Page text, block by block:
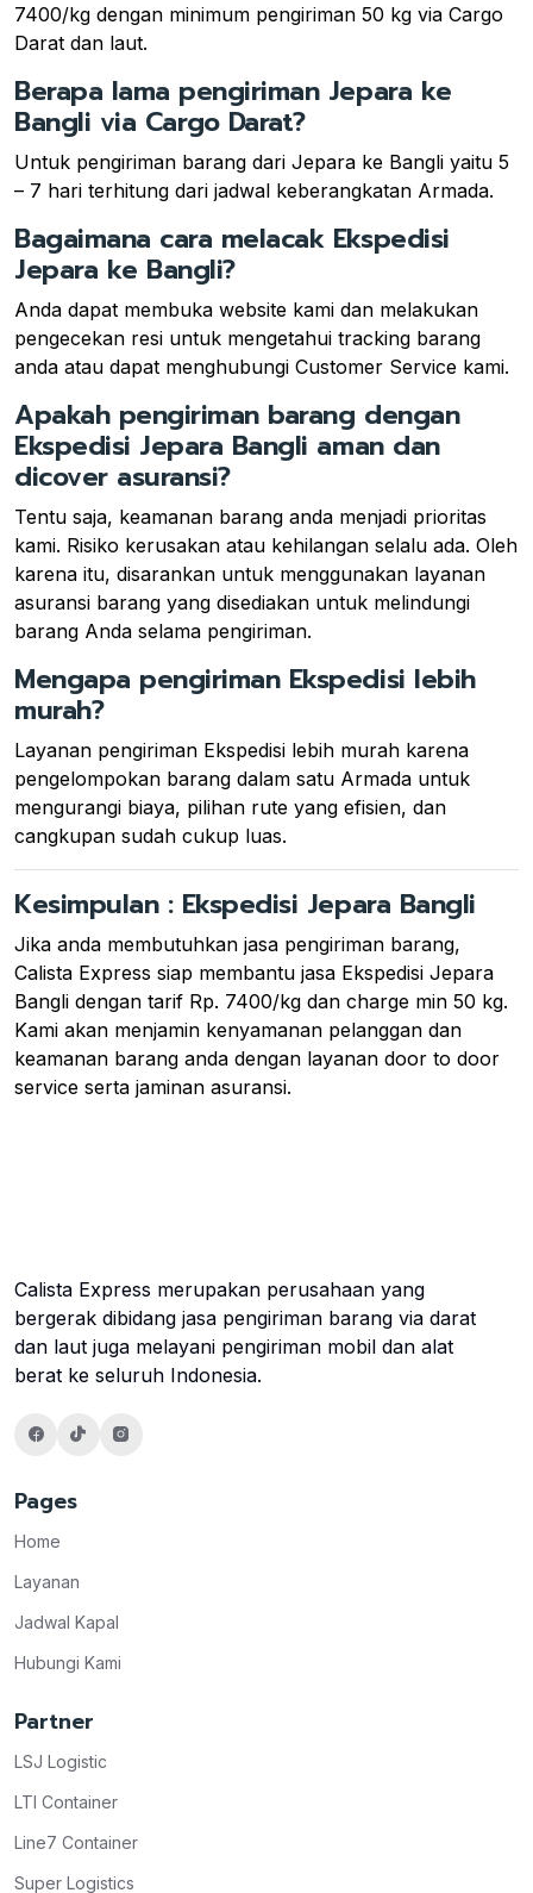
7400/kg dengan minimum pengiriman 50 kg via Cargo
Darat dan laut.
Berapa lama pengiriman Jepara ke
Bangli via Cargo Darat?
Untuk pengiriman barang dari Jepara ke Bangli yaitu 5
– 7 hari terhitung dari jadwal keberangkatan Armada.
Bagaimana cara melacak Ekspedisi
Jepara ke Bangli?
Anda dapat membuka website kami dan melakukan
pengecekan resi untuk mengetahui tracking barang
anda atau dapat menghubungi Customer Service kami.
Apakah pengiriman barang dengan
Ekspedisi Jepara Bangli aman dan
dicover asuransi?
Tentu saja, keamanan barang anda menjadi prioritas
kami. Risiko kerusakan atau kehilangan selalu ada. Oleh
karena itu, disarankan untuk menggunakan layanan
asuransi barang yang disediakan untuk melindungi
barang Anda selama pengiriman.
Mengapa pengiriman Ekspedisi lebih
murah?
Layanan pengiriman Ekspedisi lebih murah karena
pengelompokan barang dalam satu Armada untuk
mengurangi biaya, pilihan rute yang efisien, dan
cangkupan sudah cukup luas.
Kesimpulan : Ekspedisi Jepara Bangli
Jika anda membutuhkan jasa pengiriman barang,
Calista Express siap membantu jasa Ekspedisi Jepara
Bangli dengan tarif Rp. 7400/kg dan charge min 50 kg.
Kami akan menjamin kenyamanan pelanggan dan
keamanan barang anda dengan layanan door to door
service serta jaminan asuransi.
Calista Express merupakan perusahaan yang
bergerak dibidang jasa pengiriman barang via darat
dan laut juga melayani pengiriman mobil dan alat
berat ke seluruh Indonesia.
Pages
Home
Layanan
Jadwal Kapal
Hubungi Kami
Partner
LSJ Logistic
LTI Container
Line7 Container
Super Logistics